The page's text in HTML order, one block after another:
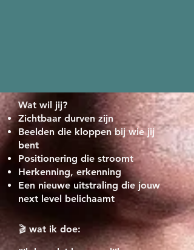
Wat wil jij?
Zichtbaar durven zijn
Beelden die kloppen bij wie jij
bent
Positionering die stroomt
Herkenning, erkenning
Een nieuwe uitstraling die jouw
next level belichaamt
🎬 wat ik doe: